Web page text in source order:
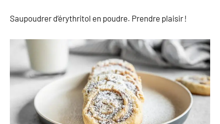
Saupoudrer d’érythritol en poudre. Prendre plaisir !